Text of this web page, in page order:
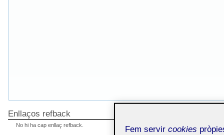
Enllaços refback
No hi ha cap enllaç refback. Fem servir cookies